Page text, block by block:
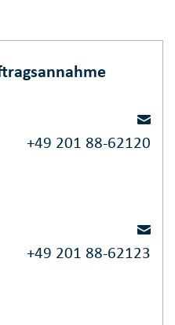
+49 201 88-62120
+49 201 88-62123